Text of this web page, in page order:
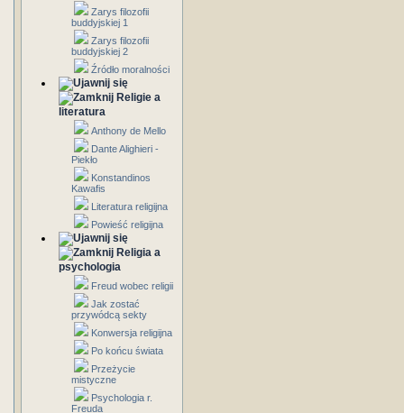
Zarys filozofii
buddyjskiej 1
Zarys filozofii
buddyjskiej 2
Źródło moralności
Religie a
literatura
Anthony de Mello
Dante Alighieri -
Piekło
Konstandinos
Kawafis
Literatura religijna
Powieść religijna
Religia a
psychologia
Freud wobec religii
Jak zostać
przywódcą sekty
Konwersja religijna
Po końcu świata
Przeżycie
mistyczne
Psychologia r.
Freuda